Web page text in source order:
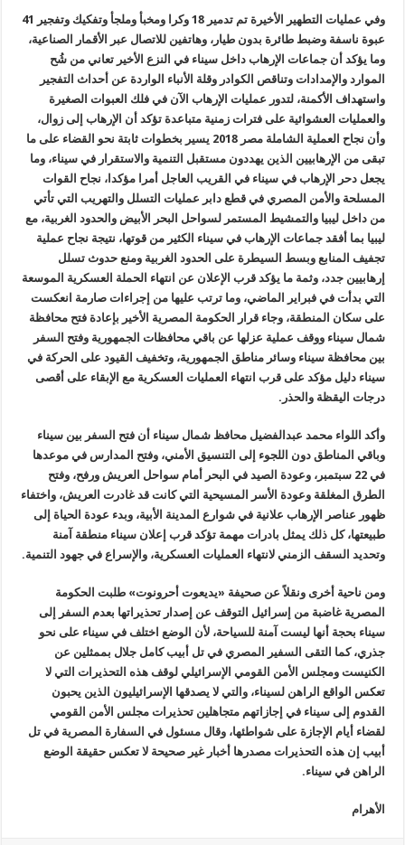
وفي عمليات التطهير الأخيرة تم تدمير 18 وكرا ومخبأ وملجأ وتفكيك وتفجير 41
عبوة ناسفة وضبط طائرة بدون طيار، وهاتفين للاتصال عبر الأقمار الصناعية،
وما يؤكد أن جماعات الإرهاب داخل سيناء في النزع الأخير تعاني من شُح
الموارد والإمدادات وتناقص الكوادر وقلة الأنباء الواردة عن أحداث التفجير
واستهداف الأكمنة، لتدور عمليات الإرهاب الآن في فلك العبوات الصغيرة
والعمليات العشوائية على فترات زمنية متباعدة تؤكد أن الإرهاب إلى زوال،
وأن نجاح العملية الشاملة مصر 2018 يسير بخطوات ثابتة نحو القضاء على ما
تبقى من الإرهابيين الذين يهددون مستقبل التنمية والاستقرار في سيناء، وما
يجعل دحر الإرهاب في سيناء في القريب العاجل أمرا مؤكدا، نجاح القوات
المسلحة والأمن المصري في قطع دابر عمليات التسلل والتهريب التي تأتي
من داخل ليبيا والتمشيط المستمر لسواحل البحر الأبيض والحدود الغربية، مع
ليبيا بما أفقد جماعات الإرهاب في سيناء الكثير من قوتها، نتيجة نجاح عملية
تجفيف المنابع وبسط السيطرة على الحدود الغربية ومنع حدوث تسلل
إرهابيين جدد، وثمة ما يؤكد قرب الإعلان عن انتهاء الحملة العسكرية الموسعة
التي بدأت في فبراير الماضي، وما ترتب عليها من إجراءات صارمة انعكست
على سكان المنطقة، وجاء قرار الحكومة المصرية الأخير بإعادة فتح محافظة
شمال سيناء ووقف عملية عزلها عن باقي محافظات الجمهورية وفتح السفر
بين محافظة سيناء وسائر مناطق الجمهورية، وتخفيف القيود على الحركة في
سيناء دليل مؤكد على قرب انتهاء العمليات العسكرية مع الإبقاء على أقصى
درجات اليقظة والحذر.
وأكد اللواء محمد عبدالفضيل محافظ شمال سيناء أن فتح السفر بين سيناء
وباقي المناطق دون اللجوء إلى التنسيق الأمني، وفتح المدارس في موعدها
في 22 سبتمبر، وعودة الصيد في البحر أمام سواحل العريش ورفح، وفتح
الطرق المغلقة وعودة الأسر المسيحية التي كانت قد غادرت العريش، واختفاء
ظهور عناصر الإرهاب علانية في شوارع المدينة الأبية، وبدء عودة الحياة إلى
طبيعتها، كل ذلك يمثل بادرات مهمة تؤكد قرب إعلان سيناء منطقة آمنة
وتحديد السقف الزمني لانتهاء العمليات العسكرية، والإسراع في جهود التنمية.
ومن ناحية أخرى ونقلاً عن صحيفة «يديعوت أحرونوت» طلبت الحكومة
المصرية غاضبة من إسرائيل التوقف عن إصدار تحذيراتها بعدم السفر إلى
سيناء بحجة أنها ليست آمنة للسياحة، لأن الوضع اختلف في سيناء على نحو
جذري، كما التقى السفير المصري في تل أبيب كامل جلال بممثلين عن
الكنيست ومجلس الأمن القومي الإسرائيلي لوقف هذه التحذيرات التي لا
تعكس الواقع الراهن لسيناء، والتي لا يصدقها الإسرائيليون الذين يحبون
القدوم إلى سيناء في إجازاتهم متجاهلين تحذيرات مجلس الأمن القومي
لقضاء أيام الإجازة على شواطئها، وقال مسئول في السفارة المصرية في تل
أبيب إن هذه التحذيرات مصدرها أخبار غير صحيحة لا تعكس حقيقة الوضع
الراهن في سيناء.
الأهرام